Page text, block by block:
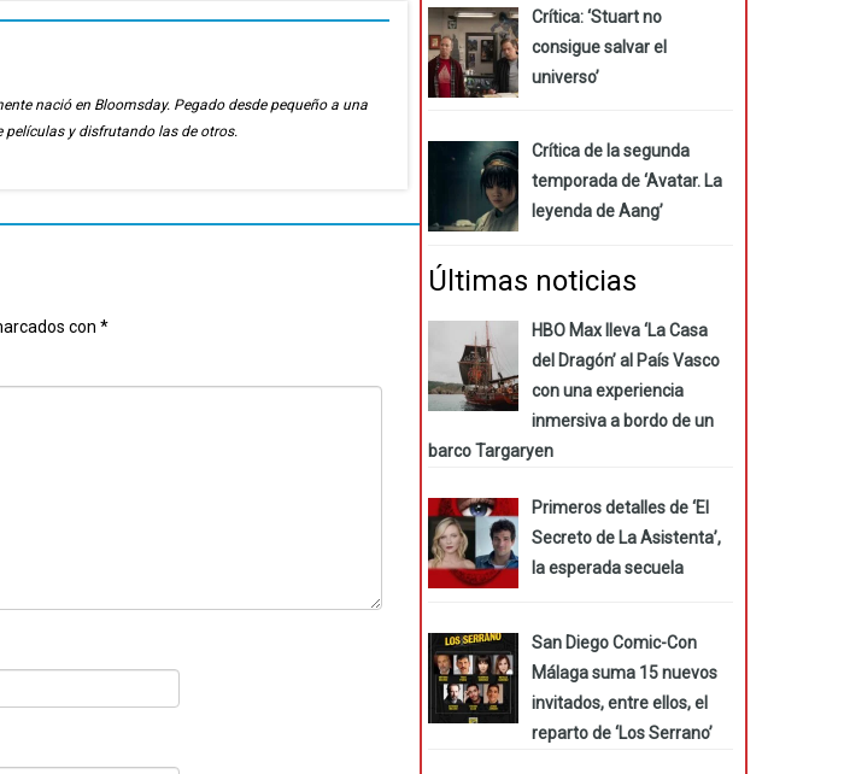
nació en Bloomsday. Pegado desde pequeño a una
y disfrutando las de otros.
con *
Crítica: ‘Stuart no
consigue salvar el
universo’
Crítica de la segunda
temporada de ‘Avatar. La
leyenda de Aang’
Últimas noticias
HBO Max lleva ‘La Casa
del Dragón’ al País Vasco
con una experiencia
inmersiva a bordo de un
barco Targaryen
Primeros detalles de ‘El
Secreto de La Asistenta’,
la esperada secuela
San Diego Comic-Con
Málaga suma 15 nuevos
invitados, entre ellos, el
reparto de ‘Los Serrano’